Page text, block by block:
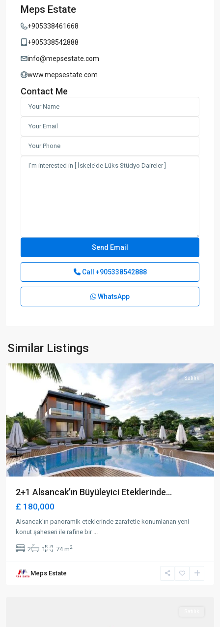
Meps Estate
+905338461668
+905338542888
info@mepsestate.com
www.mepsestate.com
Contact Me
Call +905338542888
WhatsApp
Similar Listings
Alsancak
Girne
Satılık
2+1 Alsancak’ın Büyüleyici Eteklerinde...
£ 180,000
Alsancak'ın panoramik eteklerinde zarafetle konumlanan yeni
konut şaheseri ile rafine bir
2 1 74 m2
Meps Estate
Beach,